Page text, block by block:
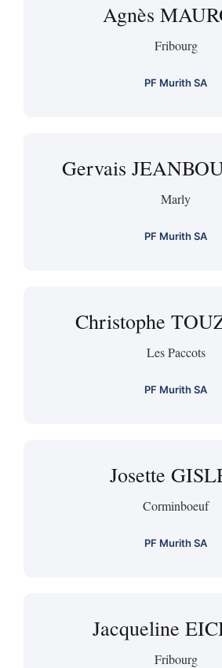
Agnès
Fribourg
PF Murith SA
Gervais
Marly
PF Murith SA
Christophe
Les Paccots
PF Murith SA
Josette
Corminboeuf
PF Murith SA
Jacqueline
Fribourg